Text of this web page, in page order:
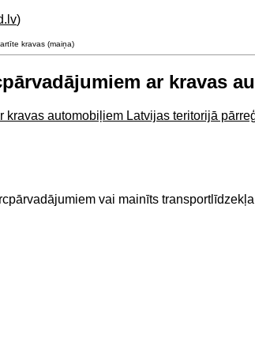
)
kravas (maiņa)
ar kravas
kravas automobiļiem Latvijas teritorijā
vai mainīts